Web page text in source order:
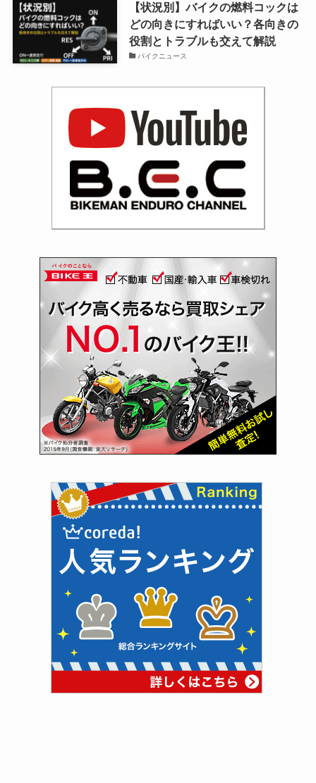
【状況別】バイクの燃料コックは
どの向きにすればいい？各向きの
役割とトラブルも交えて解説
バイクニュース